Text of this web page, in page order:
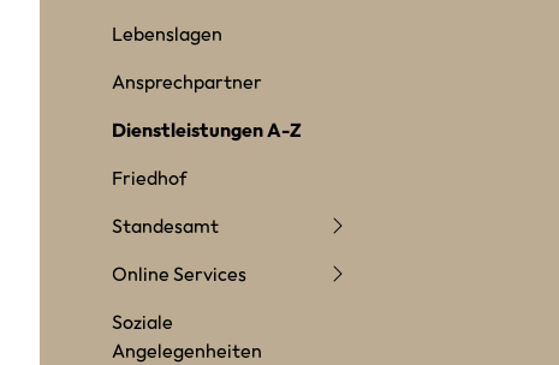
Lebenslagen
Ansprechpartner
Dienstleistungen A-Z
Friedhof
Standesamt
Online Services
Soziale
Angelegenheiten